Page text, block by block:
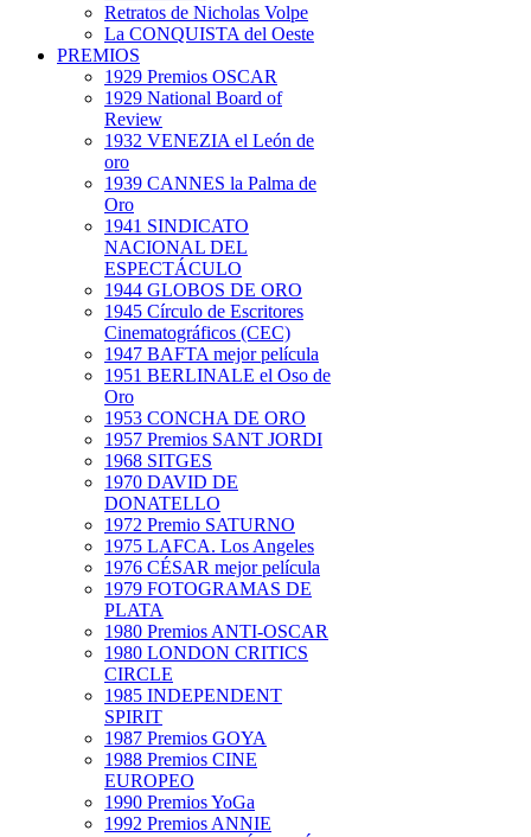
Retratos de Nicholas Volpe
La CONQUISTA del Oeste
PREMIOS
1929 Premios OSCAR
1929 National Board of
Review
1932 VENEZIA el León de
oro
1939 CANNES la Palma de
Oro
1941 SINDICATO
NACIONAL DEL
ESPECTÁCULO
1944 GLOBOS DE ORO
1945 Círculo de Escritores
Cinematográficos (CEC)
1947 BAFTA mejor película
1951 BERLINALE el Oso de
Oro
1953 CONCHA DE ORO
1957 Premios SANT JORDI
1968 SITGES
1970 DAVID DE
DONATELLO
1972 Premio SATURNO
1975 LAFCA. Los Angeles
1976 CÉSAR mejor película
1979 FOTOGRAMAS DE
PLATA
1980 Premios ANTI-OSCAR
1980 LONDON CRITICS
CIRCLE
1985 INDEPENDENT
SPIRIT
1987 Premios GOYA
1988 Premios CINE
EUROPEO
1990 Premios YoGa
1992 Premios ANNIE